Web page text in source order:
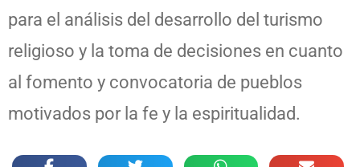
para el análisis del desarrollo del turismo
religioso y la toma de decisiones en cuanto
al fomento y convocatoria de pueblos
motivados por la fe y la espiritualidad.